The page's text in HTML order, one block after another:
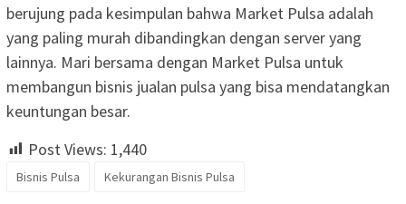
berujung pada kesimpulan bahwa Market Pulsa adalah
yang paling murah dibandingkan dengan server yang
lainnya. Mari bersama dengan Market Pulsa untuk
membangun bisnis jualan pulsa yang bisa mendatangkan
keuntungan besar.
Post Views: 1,440
Bisnis Pulsa Kekurangan Bisnis Pulsa